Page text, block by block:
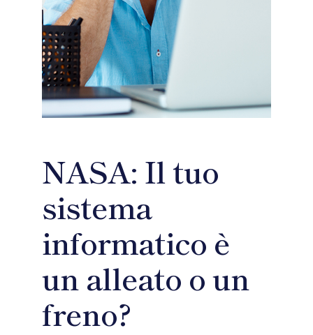
NASA: Il tuo
sistema
informatico è
un alleato o un
freno?